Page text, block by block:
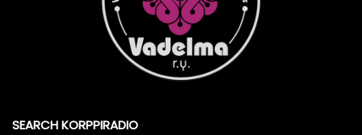
SEARCH KORPPIRADIO